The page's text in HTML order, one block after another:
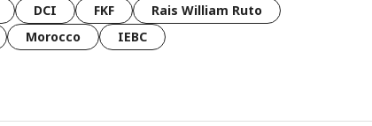
DCI FKF
Rais William Ruto
Morocco IEBC